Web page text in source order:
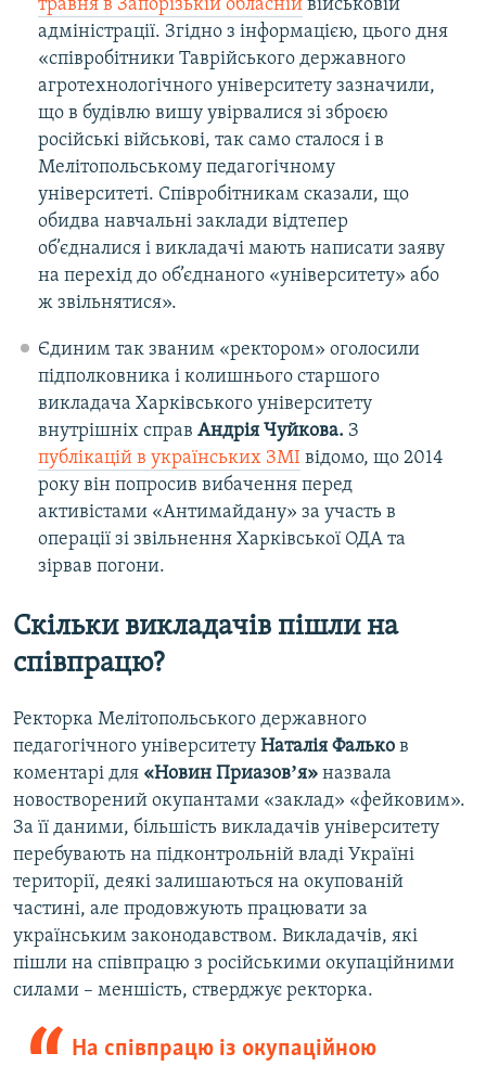
травня в Запорізькій обласнійвійськовій
адміністрації. Згідно з інформацією, цього дня
«співробітники Таврійського державного
агротехнологічного університету зазначили,
що в будівлю вишу увірвалися зі зброєю
російські військові, так само сталося і в
Мелітопольському педагогічному
університеті. Співробітникам сказали, що
обидва навчальні заклади відтепер
об’єдналися і викладачі мають написати заяву
на перехід до об’єднаного «університету» або
ж звільнятися».
Єдиним так званим «ректором» оголосили
підполковника і колишнього старшого
викладача Харківського університету
внутрішніх справ Андрія Чуйкова. З
публікацій в українських ЗМІ відомо, що 2014
року він попросив вибачення перед
активістами «Антимайдану» за участь в
операції зі звільнення Харківської ОДА та
зірвав погони.
Скільки викладачів пішли на
співпрацю?
Ректорка Мелітопольського державного
педагогічного університету Наталія Фалько в
коментарі для «Новин Приазовʼя» назвала
новостворений окупантами «заклад» «фейковим».
За її даними, більшість викладачів університету
перебувають на підконтрольній владі Україні
території, деякі залишаються на окупованій
частині, але продовжують працювати за
українським законодавством. Викладачів, які
пішли на співпрацю з російськими окупаційними
силами – меншість, стверджує ректорка.
На співпрацю із окупаційною